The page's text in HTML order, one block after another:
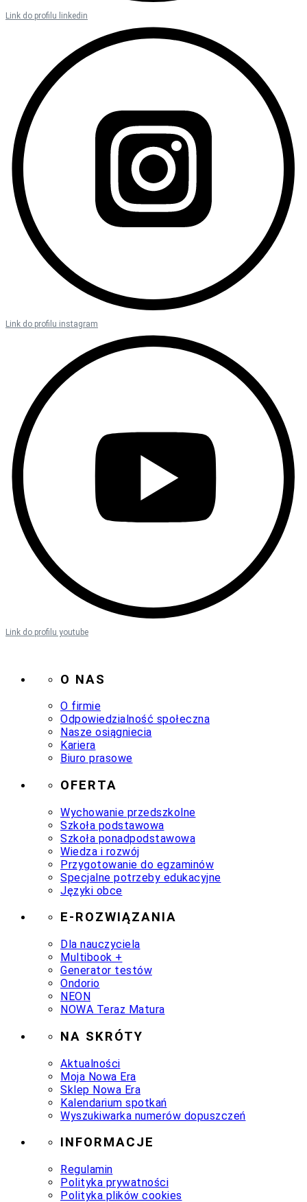
Link do profilu linkedin
Link do profilu instagram
Link do profilu youtube
O NAS
O firmie
Odpowiedzialność społeczna
Nasze osiągniecia
Kariera
Biuro prasowe
OFERTA
Wychowanie przedszkolne
Szkoła podstawowa
Szkoła ponadpodstawowa
Wiedza i rozwój
Przygotowanie do egzaminów
Specjalne potrzeby edukacyjne
Języki obce
E-ROZWIĄZANIA
Dla nauczyciela
Multibook +
Generator testów
Ondorio
NEON
NOWA Teraz Matura
NA SKRÓTY
Aktualności
Moja Nowa Era
Sklep Nowa Era
Kalendarium spotkań
Wyszukiwarka numerów dopuszczeń
INFORMACJE
Regulamin
Polityka prywatności
Polityka plików cookies